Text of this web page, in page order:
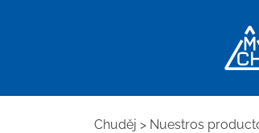
Chuděj > Nuestros